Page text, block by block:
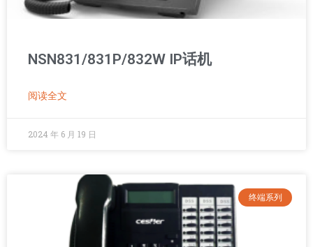
NSN831/831P/832W IP话机
阅读全文
2024 年 6 月 19 日
终端系列